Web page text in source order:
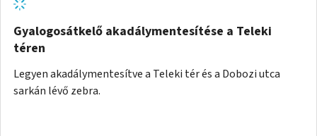
Gyalogosátkelő akadálymentesítése a Teleki
téren
Legyen akadálymentesítve a Teleki tér és a Dobozi utca
sarkán lévő zebra.